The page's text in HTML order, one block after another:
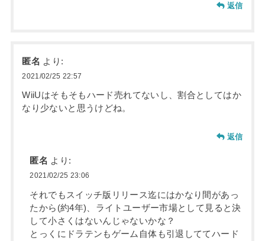
返信
匿名 より:
2021/02/25 22:57
WiiUはそもそもハード売れてないし、割合としてはか
なり少ないと思うけどね。
返信
匿名 より:
2021/02/25 23:06
それでもスイッチ版リリース迄にはかなり間があっ
たから(約4年)、ライトユーザー市場として見ると決
して小さくはないんじゃないかな？
とっくにドラテンもゲーム自体も引退しててハード